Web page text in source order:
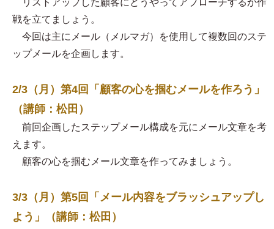
リストアップした顧客にどうやってアプローチするか作
戦を立てましょう。
今回は主にメール（メルマガ）を使用して複数回のステ
ップメールを企画します。
2/3（月）第4回「顧客の心を掴むメールを作ろう」
（講師：松田）
前回企画したステップメール構成を元にメール文章を考
えます。
顧客の心を掴むメール文章を作ってみましょう。
3/3（月）第5回「メール内容をブラッシュアップし
よう」（講師：松田）